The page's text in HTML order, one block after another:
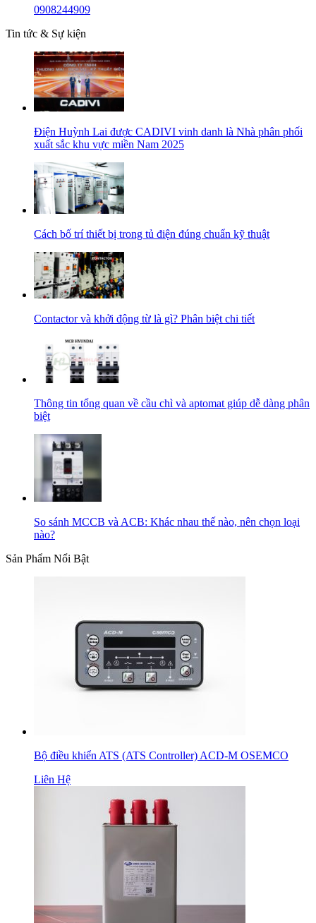
0908244909
Tin tức & Sự kiện
Điện Huỳnh Lai được CADIVI vinh danh là Nhà phân phối
xuất sắc khu vực miền Nam 2025
Cách bố trí thiết bị trong tủ điện đúng chuẩn kỹ thuật
Contactor và khởi động từ là gì? Phân biệt chi tiết
Thông tin tổng quan về cầu chì và aptomat giúp dễ dàng phân
biệt
So sánh MCCB và ACB: Khác nhau thế nào, nên chọn loại
nào?
Sản Phẩm Nổi Bật
Bộ điều khiển ATS (ATS Controller) ACD-M OSEMCO
Liên Hệ